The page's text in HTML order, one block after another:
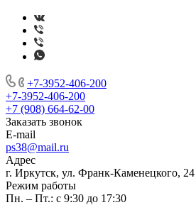
+7-3952-406-200
+7-3952-406-200
+7 (908) 664-62-00
Заказать звонок
E-mail
ps38@mail.ru
Адрес
г. Иркутск, ул. Франк-Каменецкого,
Режим работы
Пн. – Пт.: с 9:30 до 17:30